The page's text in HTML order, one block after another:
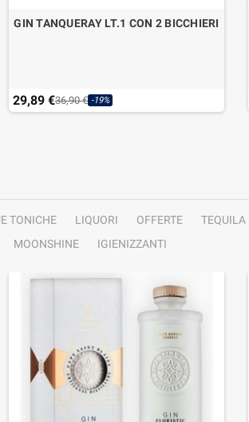
GIN TANQUERAY LT.1 CON 2 BICCHIERI
29,89 €36,90 € -19%
TONICHE LIQUORI OFFERTE TEQUILA
MOONSHINE IGIENIZZANTI